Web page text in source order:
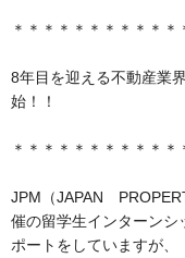
＊＊＊＊＊＊＊＊＊＊＊
8年目を迎える不動産業
始！！
＊＊＊＊＊＊＊＊＊＊＊
JPM（JAPAN
催の留学生インターンシ
ポートをしていますが、